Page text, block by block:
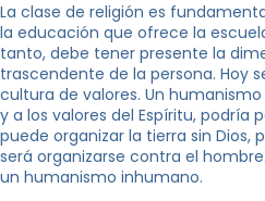
La clase de religión es
la educación que ofrece la
tanto, debe tener presente la
trascendente de la persona. Hoy
cultura de valores. Un
y a los valores del Espíritu, podría
puede organizar la tierra sin Dios,
será organizarse contra el
un humanismo inhumano.